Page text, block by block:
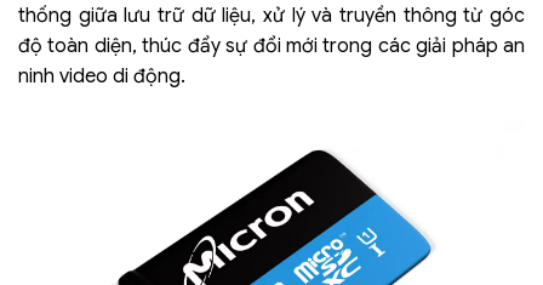
thống giữa lưu trữ dữ liệu, xử lý và truyền thông từ góc
độ toàn diện, thúc đẩy sự đổi mới trong các giải pháp an
ninh video di động.